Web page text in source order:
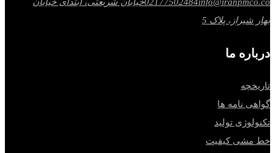
بهار شیراز، پلاک 5
درباره ما
تاریخچه
گواهی نامه ها
تکنولوژی تولید
خط مشی کیفیت